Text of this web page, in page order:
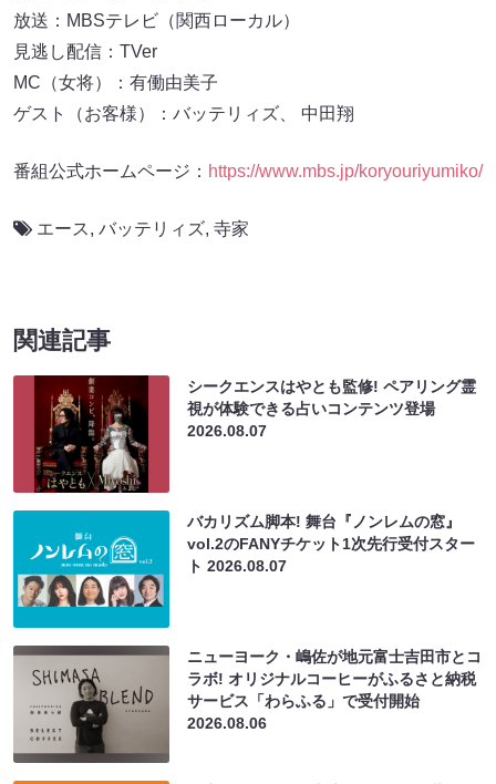
放送：MBSテレビ（関西ローカル）
見逃し配信：TVer
MC（女将）：有働由美子
ゲスト（お客様）：バッテリィズ、 中田翔
番組公式ホームページ： https://www.mbs.jp/koryouriyumiko/
エース, バッテリィズ, 寺家
関連記事
シークエンスはやとも監修! ペアリング霊
視が体験できる占いコンテンツ登場
2026.08.07
バカリズム脚本! 舞台『ノンレムの窓』
vol.2のFANYチケット1次先行受付スター
ト2026.08.07
ニューヨーク・嶋佐が地元富士吉田市とコ
ラボ! オリジナルコーヒーがふるさと納税
サービス「わらふる」で受付開始
2026.08.06